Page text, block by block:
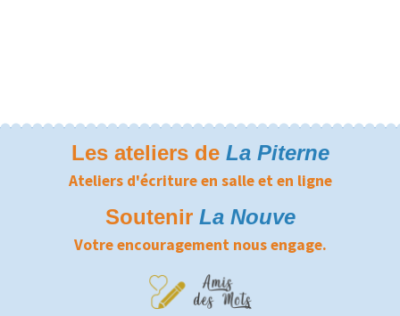
Les ateliers de La Piterne
Ateliers d'écriture en salle et en ligne
Soutenir La Nouve
Votre encouragement nous engage.